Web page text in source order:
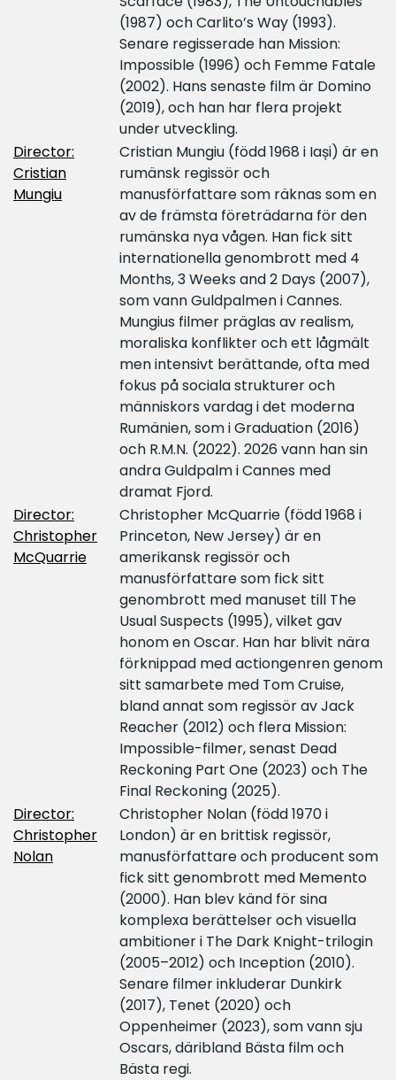
(1987) och Carlito’s Way (1993).
Senare regisserade han Mission:
Impossible (1996) och Femme Fatale
(2002). Hans senaste film är Domino
(2019), och han har flera projekt
under utveckling.
Director:
Cristian
Mungiu
Cristian Mungiu (född 1968 i Iași) är en
rumänsk regissör och
manusförfattare som räknas som en
av de främsta företrädarna för den
rumänska nya vågen. Han fick sitt
internationella genombrott med 4
Months, 3 Weeks and 2 Days (2007),
som vann Guldpalmen i Cannes.
Mungius filmer präglas av realism,
moraliska konflikter och ett lågmält
men intensivt berättande, ofta med
fokus på sociala strukturer och
människors vardag i det moderna
Rumänien, som i Graduation (2016)
och R.M.N. (2022). 2026 vann han sin
andra Guldpalm i Cannes med
dramat Fjord.
Director:
Christopher
McQuarrie
Christopher McQuarrie (född 1968 i
Princeton, New Jersey) är en
amerikansk regissör och
manusförfattare som fick sitt
genombrott med manuset till The
Usual Suspects (1995), vilket gav
honom en Oscar. Han har blivit nära
förknippad med actiongenren genom
sitt samarbete med Tom Cruise,
bland annat som regissör av Jack
Reacher (2012) och flera Mission:
Impossible-filmer, senast Dead
Reckoning Part One (2023) och The
Final Reckoning (2025).
Director:
Christopher
Nolan
Christopher Nolan (född 1970 i
London) är en brittisk regissör,
manusförfattare och producent som
fick sitt genombrott med Memento
(2000). Han blev känd för sina
komplexa berättelser och visuella
ambitioner i The Dark Knight-trilogin
(2005–2012) och Inception (2010).
Senare filmer inkluderar Dunkirk
(2017), Tenet (2020) och
Oppenheimer (2023), som vann sju
Oscars, däribland Bästa film och
Bästa regi.